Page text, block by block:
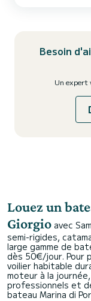
Besoin
Un expert
Louez un
Giorgio avec
semi-rigides,
large gamme de
dès 50€/jour. Pour
voilier habitable
moteur à la
professionnels et
bateau Marina di